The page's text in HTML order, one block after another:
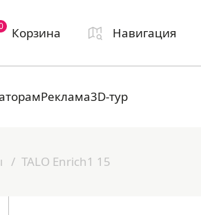
Корзина Навигация
Реклама3D-тур
TALO Enrich1 15